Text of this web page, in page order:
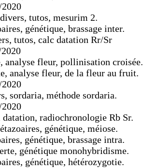
tutos, mesurim 2.
génétique, brassage inter.
tutos, calc datation Rr/Sr
analyse fleur, pollinisation croisée.
analyse fleur, de la fleur au fruit.
sordaria, méthode sordaria.
radiochronologie Rb Sr.
génétique, méiose.
génétique, brassage intra.
génétique monohybridisme.
génétique, hétérozygotie.